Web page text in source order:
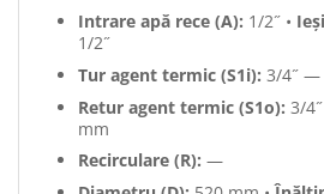
Intrare apă rece (A): 1/2˝ •
1/2˝
Tur agent termic (S1i): 3/4˝ —
Retur agent termic (S1o): 3/
mm
Recirculare (R): —